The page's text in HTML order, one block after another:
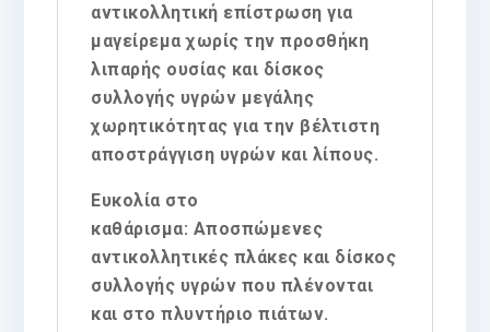
αντικολλητική επίστρωση για
μαγείρεμα χωρίς την προσθήκη
λιπαρής ουσίας και δίσκος
συλλογής υγρών μεγάλης
χωρητικότητας για την βέλτιστη
αποστράγγιση υγρών και λίπους.
Ευκολία στο
καθάρισμα: Αποσπώμενες
αντικολλητικές πλάκες και δίσκος
συλλογής υγρών που πλένονται
και στο πλυντήριο πιάτων.